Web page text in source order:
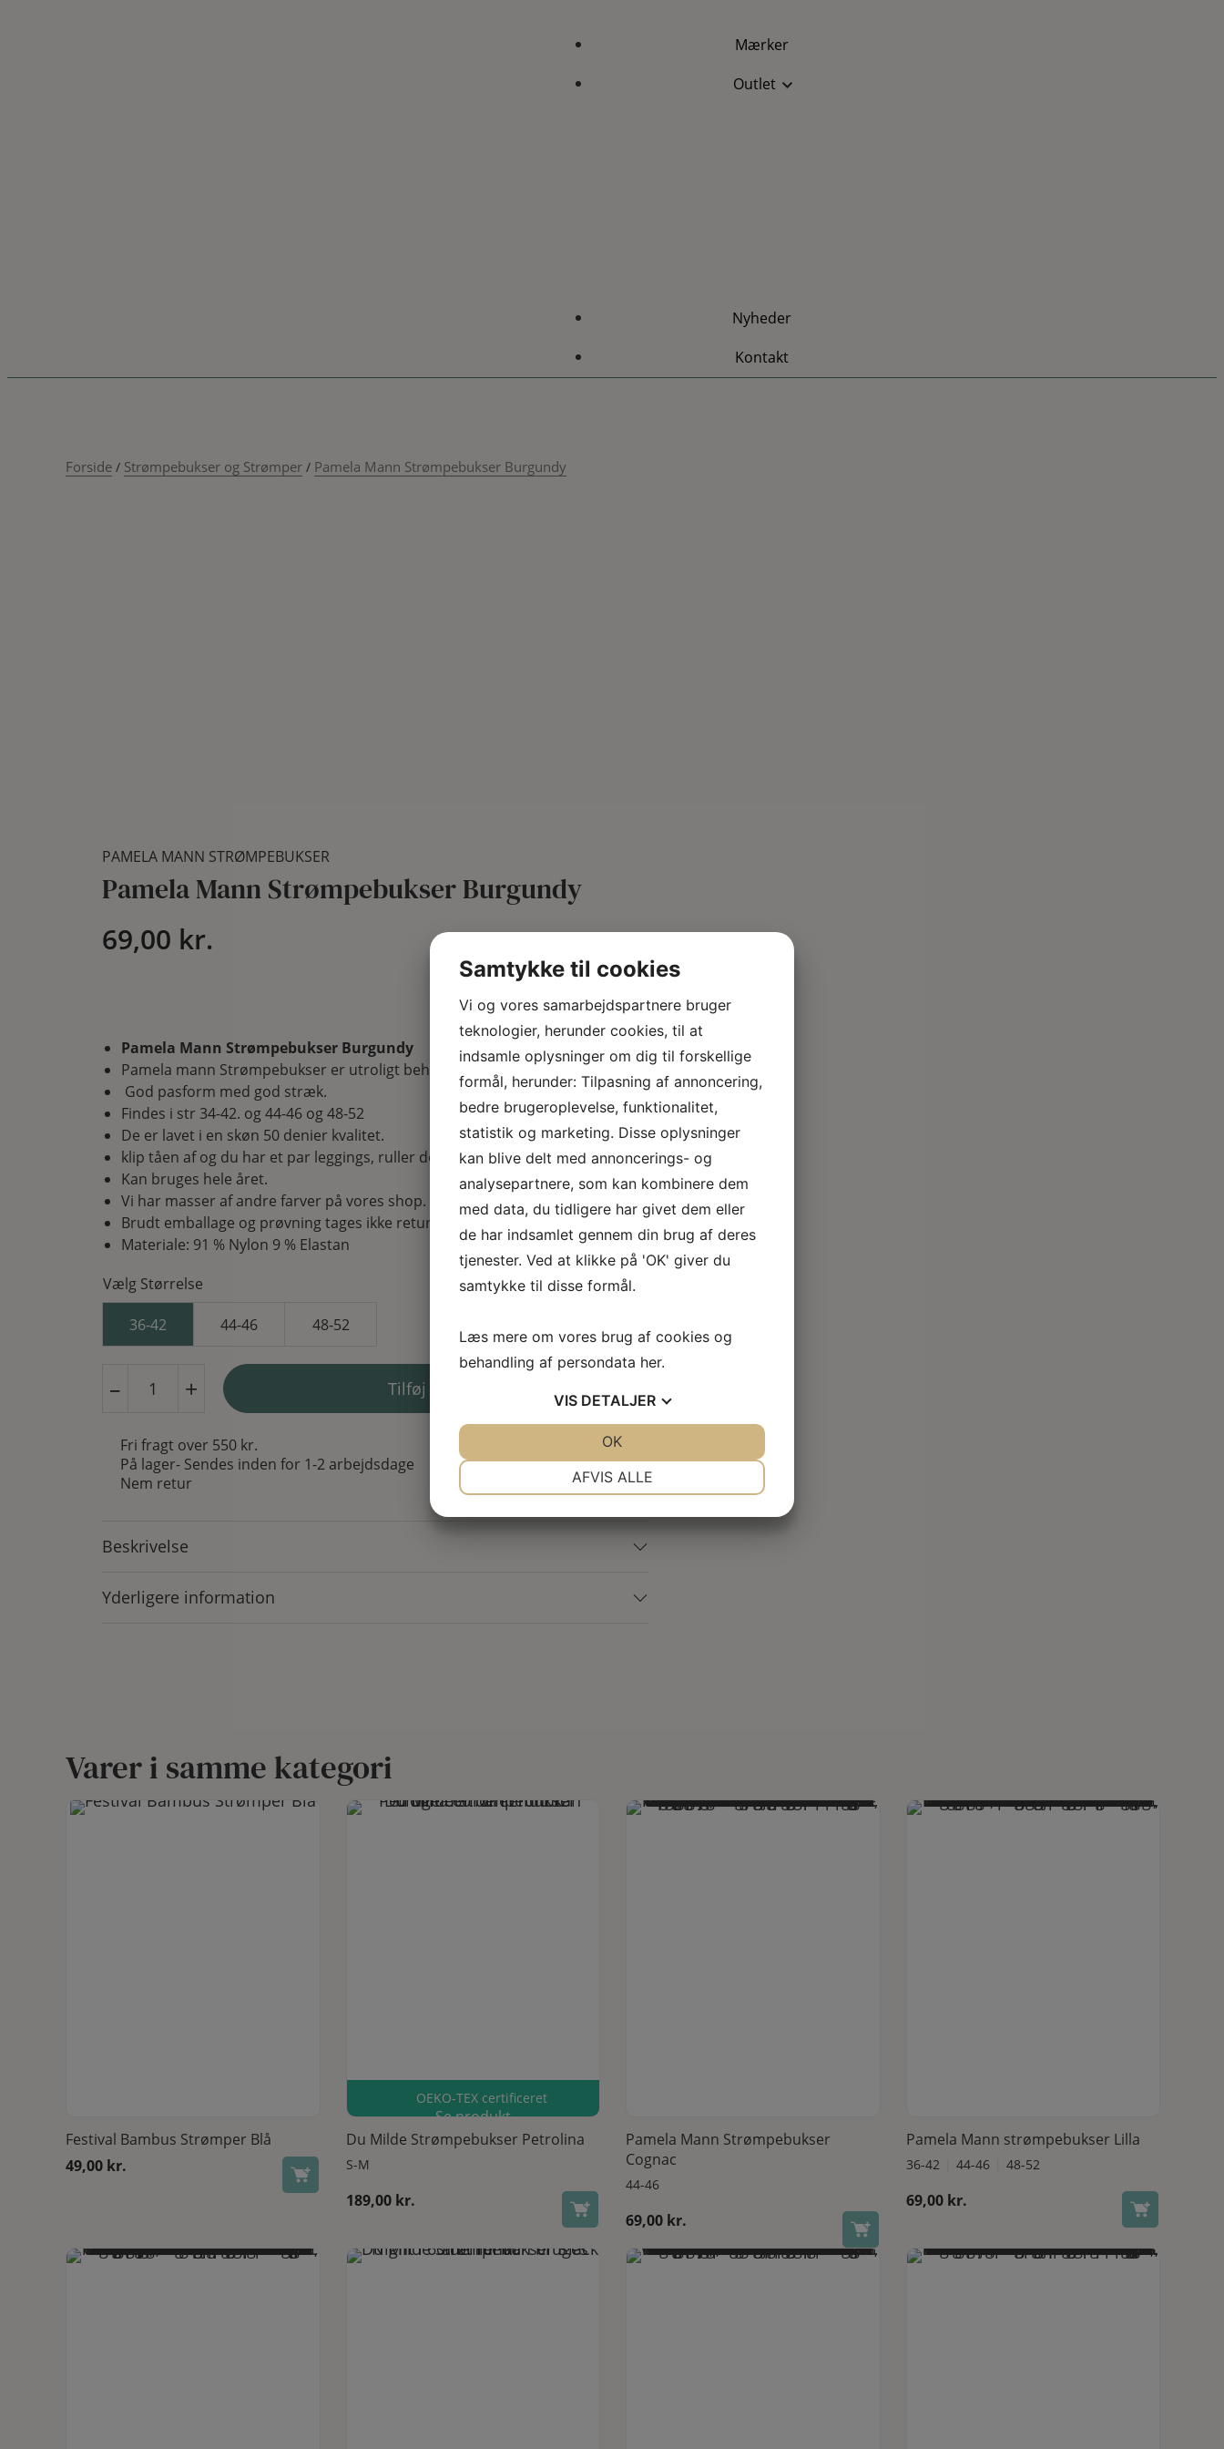
Mærker
Outlet
Nyheder
Kontakt
Forside / Strømpebukser og Strømper / Pamela Mann Strømpebukser Burgundy
PAMELA MANN STRØMPEBUKSER
Pamela Mann Strømpebukser Burgundy
69,00 kr.
Pamela Mann Strømpebukser Burgundy
Pamela mann Strømpebukser er utroligt behagelige at have på.
God pasform med god stræk.
Findes i str 34-42. og 44-46 og 48-52
De er lavet i en skøn 50 denier kvalitet.
klip tåen af og du har et par leggings, ruller dog lidt
Kan bruges hele året.
Vi har masser af andre farver på vores shop.
Brudt emballage og prøvning tages ikke retur.
Materiale: 91 % Nylon 9 % Elastan
Vælg Størrelse
36-42 44-46 48-52
–
Mann
Burgundy
antal
+ Tilføj til kurv
Fri fragt over 550 kr.
På lager- Sendes inden for 1-2 arbejdsdage
Nem retur
Beskrivelse
Yderligere information
Varer i samme kategori
Festival Bambus Strømper Blå
49,00 kr.
OEKO-TEX certificeret
Se produktDette vare har flere varianter. Mulighederne kan vælges på varesiden
Du Milde Strømpebukser Petrolina
S-M
189,00 kr.
Pamela Mann Strømpebukser
Cognac
44-46
69,00 kr.
Pamela Mann strømpebukser Lilla
36-42 44-46 48-52
69,00 kr.
Samtykke til cookies
Vi og vores samarbejdspartnere bruger
teknologier, herunder cookies, til at
indsamle oplysninger om dig til forskellige
formål, herunder: Tilpasning af annoncering,
bedre brugeroplevelse, funktionalitet,
statistik og marketing. Disse oplysninger
kan blive delt med annoncerings- og
analysepartnere, som kan kombinere dem
med data, du tidligere har givet dem eller
de har indsamlet gennem din brug af deres
tjenester. Ved at klikke på 'OK' giver du
samtykke til disse formål.
Læs mere om vores brug af cookies og
behandling af persondata her.
VIS DETALJER
AFVIS ALLE
OK